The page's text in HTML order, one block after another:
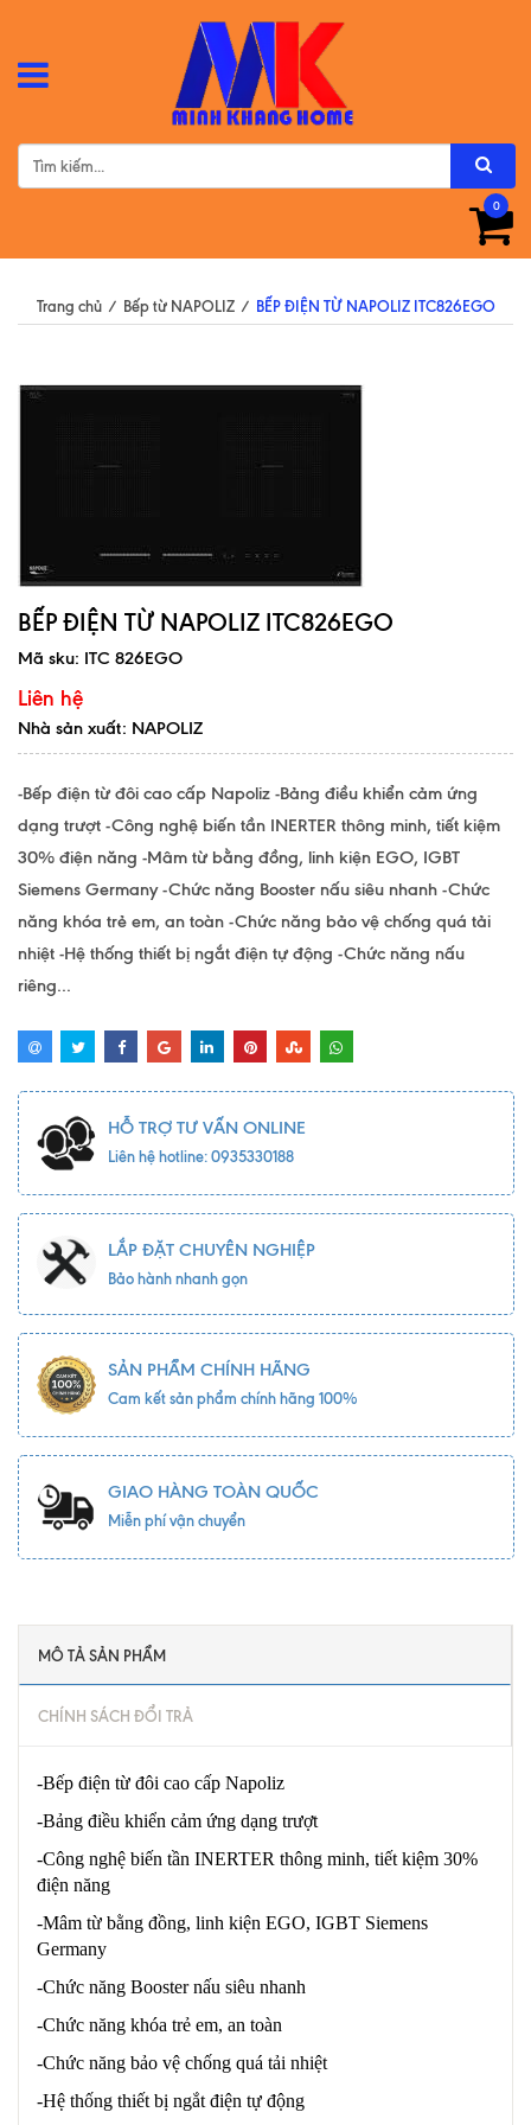
0
Trang chủ / Bếp từ NAPOLIZ / BẾP ĐIỆN TỪ NAPOLIZ ITC826EGO
BẾP ĐIỆN TỪ NAPOLIZ ITC826EGO
Mã sku: ITC 826EGO
Liên hệ
Nhà sản xuất: NAPOLIZ
-Bếp điện từ đôi cao cấp Napoliz -Bảng điều khiển cảm ứng
dạng trượt -Công nghệ biến tần INERTER thông minh, tiết kiệm
30% điện năng -Mâm từ bằng đồng, linh kiện EGO, IGBT
Siemens Germany -Chức năng Booster nấu siêu nhanh -Chức
năng khóa trẻ em, an toàn -Chức năng bảo vệ chống quá tải
nhiệt -Hệ thống thiết bị ngắt điện tự động -Chức năng nấu
riêng...
HỖ TRỢ TƯ VẤN ONLINE
Liên hệ hotline: 0935330188
LẮP ĐẶT CHUYÊN NGHIỆP
Bảo hành nhanh gọn
SẢN PHẨM CHÍNH HÃNG
Cam kết sản phẩm chính hãng 100%
GIAO HÀNG TOÀN QUỐC
Miễn phí vận chuyển
MÔ TẢ SẢN PHẨM
CHÍNH SÁCH ĐỔI TRẢ
-Bếp điện từ đôi cao cấp Napoliz
-Bảng điều khiển cảm ứng dạng trượt
-Công nghệ biến tần INERTER thông minh, tiết kiệm 30%
điện năng
-Mâm từ bằng đồng, linh kiện EGO, IGBT Siemens
Germany
-Chức năng Booster nấu siêu nhanh
-Chức năng khóa trẻ em, an toàn
-Chức năng bảo vệ chống quá tải nhiệt
-Hệ thống thiết bị ngắt điện tự động